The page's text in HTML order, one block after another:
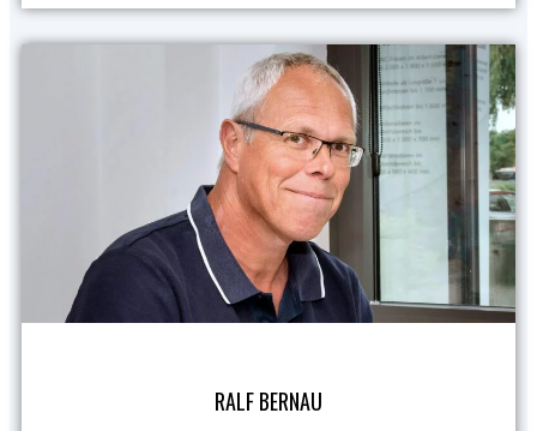
RALF BERNAU